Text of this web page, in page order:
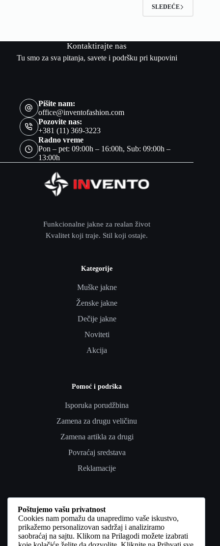
SLEDEĆE
Kontaktirajte nas
Tu smo za sva pitanja, savete i podršku pri kupovini
Pišite nam:
office@inventofashion.com
Pozovite nas:
+381 (11) 369-3223
Radno vreme
Pon – pet: 09:00h – 16:00h, Sub: 09:00h –
13:00h
Funkcionalne jakne za realan život
Kvalitet koji traje. Stil koji ostaje.
Kategorije
Muške jakne
Ženske jakne
Dečije jakne
Noviteti
Akcija
Pomoć i podrška
Isporuka porudžbina
Zamena za drugu veličinu
Zamena artikla za drugi
Povraćaj sredstava
Reklamacije
Poverenje i pravno
Uslovi korišćenja
Politika privatnosti
Poštujemo vašu privatnost
Cookies nam pomažu da unapredimo vaše iskustvo,
prikažemo personalizovan sadržaj i analiziramo
saobraćaj na sajtu. Klikom na Prilagodi možete izabrati